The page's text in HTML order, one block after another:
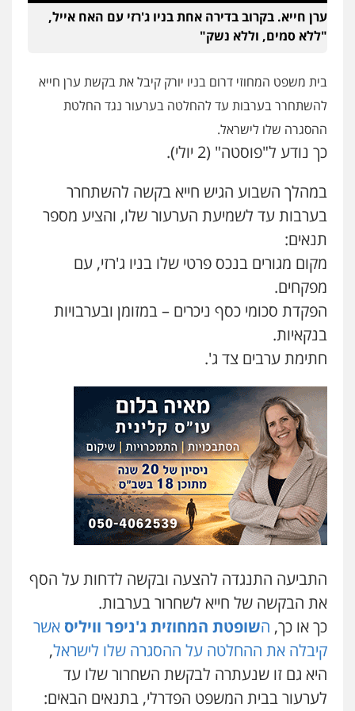
עו"ד אליה חן ברק
0525914163
עו"ד אריה פטר
לשעבר סגן מנהל המחלקה הפלילית
בפרקליטות המדינה
משרד עורכי דין פארס פלאח
0549911449
עו"ד עידית שינו-אמיתי
פלילי עורכי דין לענייני אסירים
0507587013
עו"ד אביגדור פלדמן
פלילי אסירים צווארון לבן זכויות אדם
0505345826
עו"ד נס בן נתן
פלילי כלכלי פשיעה חמורה נוער
0505555110
אסף כרמונה – עורך דין פלילי
פלילי פשיעה חמורה כלכלי מעצרים
וחקירות
0522540777
עו"ד דניאל דרוביצקי
פלילי משפחה צבאי
ערן חייא. בקרוב בדירה אחת בניו ג'רזי עם האח אייל,
"ללא סמים, וללא נשק"
בית משפט המחוזי דרום בניו יורק קיבל את בקשת ערן חייא
להשתחרר בערבות עד להחלטה בערעור נגד החלטת
ההסגרה שלו לישראל.
כך נודע ל"פוסטה" (2 יולי).
במהלך השבוע הגיש חייא בקשה להשתחרר
בערבות עד לשמיעת הערעור שלו, והציע מספר
תנאים:
מקום מגורים בנכס פרטי שלו בניו ג'רזי, עם
מפקחים.
הפקדת סכומי כסף ניכרים – במזומן ובערבויות
בנקאיות.
חתימת ערבים צד ג'.
התביעה התנגדה להצעה ובקשה לדחות על הסף
את הבקשה של חייא לשחרור בערבות.
כך או כך, השופטת המחוזית ג'ניפר וויליס אשר
קיבלה את ההחלטה על ההסגרה שלו לישראל,
היא גם זו שנעתרה לבקשת השחרור שלו עד
לערעור בבית המשפט הפדרלי, בתנאים הבאים: